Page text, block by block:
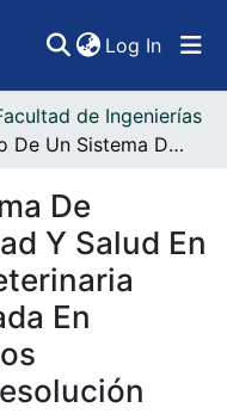
Log In
de Ingenierías
Diseño De Un Sistema De Gestión De Seguridad Y Salud En El Trabajo En La “Veterinaria Puppystar” Localizada En Barranquilla, Bajo Los Estándares De La Resolución 0312 Del 2019.
De
Y Salud En
En